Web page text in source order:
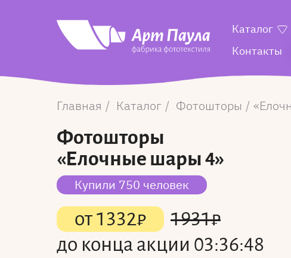
Каталог
Контакты
Главная Каталог Фотошторы
Фотошторы
«Елочные шары 4»
Купили 750 человек
от1332₽ 1931₽
до конца акции 03:36:48